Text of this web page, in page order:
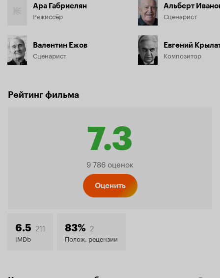
Ара Габриелян
Режиссёр
Валентин Ежов
Сценарист
Альберт
Сценарист
Евгений
Композитор
Рейтинг фильма
7.3
Рейтинг
7.3
9 786 оценок
Оценить
6.5 211
IMDb
83% 2
Полож. рецензии